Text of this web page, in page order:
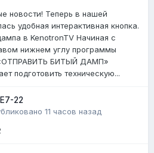
новости! Теперь в нашей
удобная интерактивная кнопка.
в KenotronTV Начиная с
нижнем углу программы
«ОТПРАВИТЬ БИТЫЙ ДАМП»
подготовить техническую...
22
11 часов назад